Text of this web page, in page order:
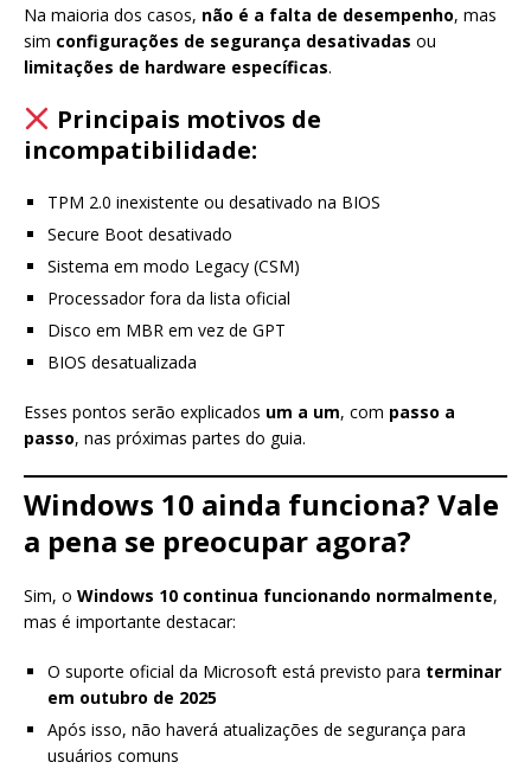
Na maioria dos casos, não é a falta de desempenho, mas
sim configurações de segurança desativadas ou
limitações de hardware específicas.
Principais motivos de
incompatibilidade:
TPM 2.0 inexistente ou desativado na BIOS
Secure Boot desativado
Sistema em modo Legacy (CSM)
Processador fora da lista oficial
Disco em MBR em vez de GPT
BIOS desatualizada
Esses pontos serão explicados um a um, com passo a
passo, nas próximas partes do guia.
Windows 10 ainda funciona? Vale
a pena se preocupar agora?
Sim, o Windows 10 continua funcionando normalmente,
mas é importante destacar:
O suporte oficial da Microsoft está previsto para terminar
em outubro de 2025
Após isso, não haverá atualizações de segurança para
usuários comuns